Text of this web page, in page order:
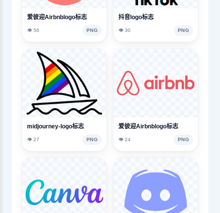
爱彼迎Airbnblogo标志
👁️ 56 PNG
抖音logo标志
👁️ 30 PNG
midjourney-logo标志
👁️ 27 PNG
爱彼迎Airbnblogo标志
👁️ 24 PNG